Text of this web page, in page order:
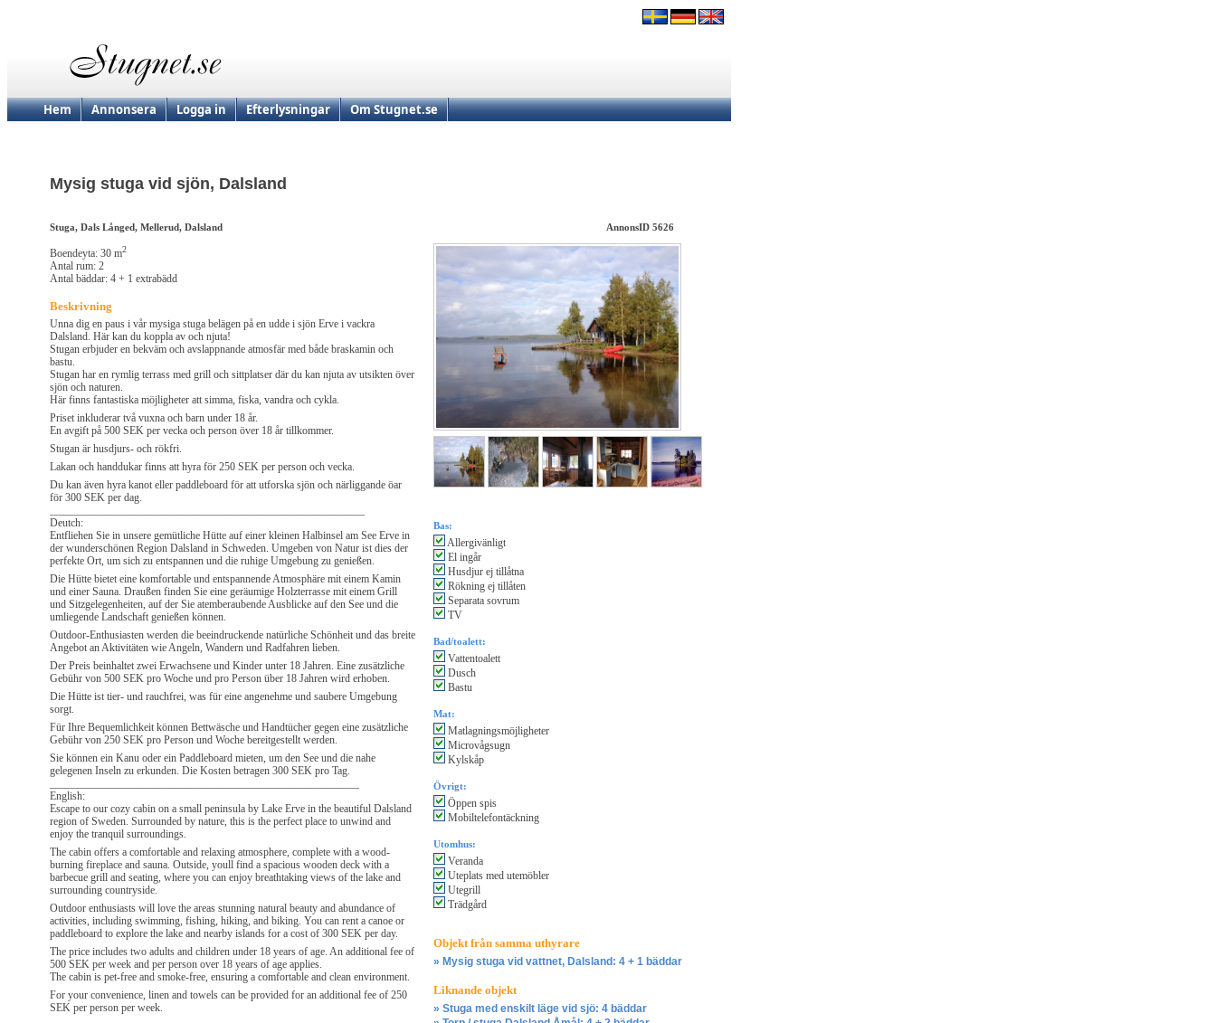
Hem Annonsera Logga in Efterlysningar Om Stugnet.se
Mysig stuga vid sjön, Dalsland
Stuga, Dals Långed, Mellerud, Dalsland AnnonsID 5626
Boendeyta: 30 m2
Antal rum: 2
Antal bäddar: 4 + 1 extrabädd
Beskrivning
Unna dig en paus i vår mysiga stuga belägen på en udde i sjön Erve i vackra
Dalsland. Här kan du koppla av och njuta!
Stugan erbjuder en bekväm och avslappnande atmosfär med både braskamin och
bastu.
Stugan har en rymlig terrass med grill och sittplatser där du kan njuta av utsikten över
sjön och naturen.
Här finns fantastiska möjligheter att simma, fiska, vandra och cykla.
Priset inkluderar två vuxna och barn under 18 år.
En avgift på 500 SEK per vecka och person över 18 år tillkommer.
Stugan är husdjurs- och rökfri.
Lakan och handdukar finns att hyra för 250 SEK per person och vecka.
Du kan även hyra kanot eller paddleboard för att utforska sjön och närliggande öar
för 300 SEK per dag.
Deutch:
Entfliehen Sie in unsere gemütliche Hütte auf einer kleinen Halbinsel am See Erve in
der wunderschönen Region Dalsland in Schweden. Umgeben von Natur ist dies der
perfekte Ort, um sich zu entspannen und die ruhige Umgebung zu genießen.
Die Hütte bietet eine komfortable und entspannende Atmosphäre mit einem Kamin
und einer Sauna. Draußen finden Sie eine geräumige Holzterrasse mit einem Grill
und Sitzgelegenheiten, auf der Sie atemberaubende Ausblicke auf den See und die
umliegende Landschaft genießen können.
Outdoor-Enthusiasten werden die beeindruckende natürliche Schönheit und das breite
Angebot an Aktivitäten wie Angeln, Wandern und Radfahren lieben.
Der Preis beinhaltet zwei Erwachsene und Kinder unter 18 Jahren. Eine zusätzliche
Gebühr von 500 SEK pro Woche und pro Person über 18 Jahren wird erhoben.
Die Hütte ist tier- und rauchfrei, was für eine angenehme und saubere Umgebung
sorgt.
Für Ihre Bequemlichkeit können Bettwäsche und Handtücher gegen eine zusätzliche
Gebühr von 250 SEK pro Person und Woche bereitgestellt werden.
Sie können ein Kanu oder ein Paddleboard mieten, um den See und die nahe
gelegenen Inseln zu erkunden. Die Kosten betragen 300 SEK pro Tag.
English:
Escape to our cozy cabin on a small peninsula by Lake Erve in the beautiful Dalsland
region of Sweden. Surrounded by nature, this is the perfect place to unwind and
enjoy the tranquil surroundings.
The cabin offers a comfortable and relaxing atmosphere, complete with a wood-
burning fireplace and sauna. Outside, youll find a spacious wooden deck with a
barbecue grill and seating, where you can enjoy breathtaking views of the lake and
surrounding countryside.
Outdoor enthusiasts will love the areas stunning natural beauty and abundance of
activities, including swimming, fishing, hiking, and biking. You can rent a canoe or
paddleboard to explore the lake and nearby islands for a cost of 300 SEK per day.
The price includes two adults and children under 18 years of age. An additional fee of
500 SEK per week and per person over 18 years of age applies.
The cabin is pet-free and smoke-free, ensuring a comfortable and clean environment.
For your convenience, linen and towels can be provided for an additional fee of 250
SEK per person per week.
Bas:
Allergivänligt
El ingår
Husdjur ej tillåtna
Rökning ej tillåten
Separata sovrum
TV
Bad/toalett:
Vattentoalett
Dusch
Bastu
Mat:
Matlagningsmöjligheter
Microvågsugn
Kylskåp
Övrigt:
Öppen spis
Mobiltelefontäckning
Utomhus:
Veranda
Uteplats med utemöbler
Utegrill
Trädgård
Objekt från samma uthyrare
» Mysig stuga vid vattnet, Dalsland: 4 + 1 bäddar
Liknande objekt
» Stuga med enskilt läge vid sjö: 4 bäddar